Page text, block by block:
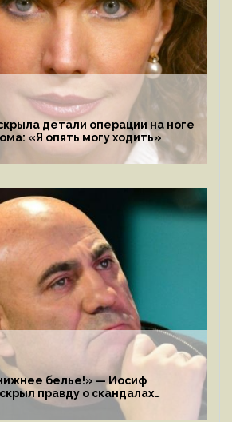
детали операции на ноге
«Я опять могу ходить»
белье!» — Иосиф
правду о скандалах
экс-жены